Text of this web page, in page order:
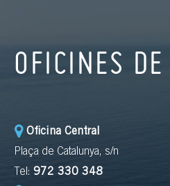
OFICINES
Oficina Central
Plaça de Catalunya, s/n
Tel: 972 330 348